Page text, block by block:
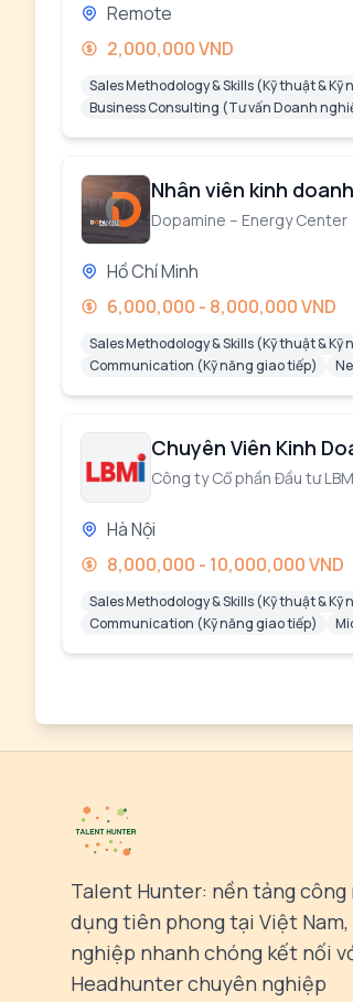
Remote
2,000,000 VND
Sales Methodology & Skills (Kỹ thuật &
Business Consulting (Tư vấn Doanh
Nhân viên kinh doanh
Dopamine – Energy Center
Hồ Chí Minh
6,000,000 - 8,000,000 VND
Sales Methodology & Skills (Kỹ thuật &
Communication (Kỹ năng giao tiếp)
Chuyên Viên Kinh
Công ty Cổ phần Đầu tư LBM
Hà Nội
8,000,000 - 10,000,000 VND
Sales Methodology & Skills (Kỹ thuật &
Communication (Kỹ năng giao tiếp)
Talent Hunter: nền tảng công
dụng tiên phong tại Việt
nghiệp nhanh chóng kết nối
Headhunter chuyên nghiệp